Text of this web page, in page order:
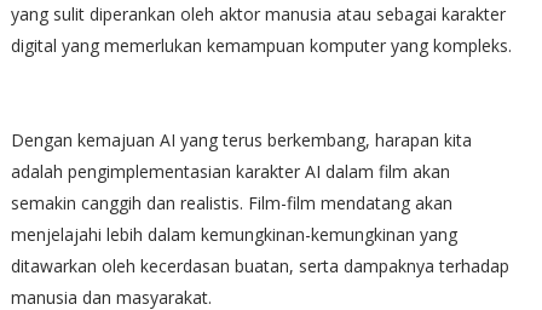
yang sulit diperankan oleh aktor manusia atau sebagai karakter
digital yang memerlukan kemampuan komputer yang kompleks.
Dengan kemajuan AI yang terus berkembang, harapan kita
adalah pengimplementasian karakter AI dalam film akan
semakin canggih dan realistis. Film-film mendatang akan
menjelajahi lebih dalam kemungkinan-kemungkinan yang
ditawarkan oleh kecerdasan buatan, serta dampaknya terhadap
manusia dan masyarakat.